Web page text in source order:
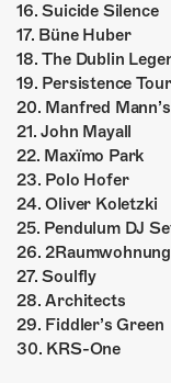
16. Suicide Silence
17. Büne Huber
18. The Dublin
19. Persistence
20. Manfred
21. John Mayall
22. Maxïmo Park
23. Polo Hofer
24. Oliver Koletzki
25. Pendulum DJ
26. 2Raumwohnung
27. Soulfly
28. Architects
29. Fiddler’s Green
30. KRS-One